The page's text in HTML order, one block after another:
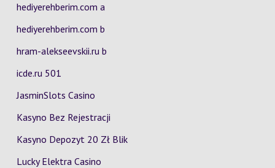
hediyerehberim.com a
hediyerehberim.com b
hram-alekseevskii.ru b
icde.ru 501
JasminSlots Casino
Kasyno Bez Rejestracji
Kasyno Depozyt 20 Zł Blik
Lucky Elektra Casino